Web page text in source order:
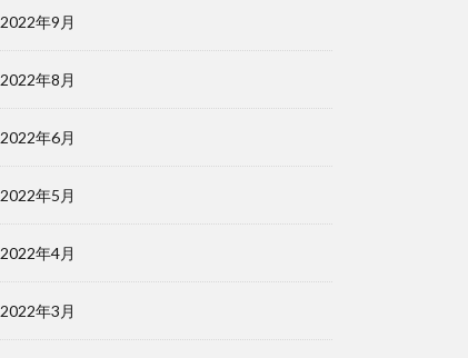
2022年9月
2022年8月
2022年6月
2022年5月
2022年4月
2022年3月